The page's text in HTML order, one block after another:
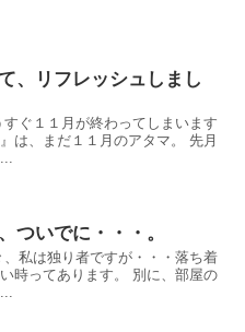
、リフレッシュしまし
ぐ１１月が終わってしまいます
は、まだ１１月のアタマ。 先月
ついでに・・・。
私は独り者ですが・・・落ち着
時ってあります。 別に、部屋の